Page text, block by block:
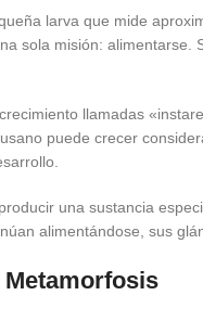
larva que mide
sola misión:
llamadas
puede crecer
una sustancia
alimentándose, sus